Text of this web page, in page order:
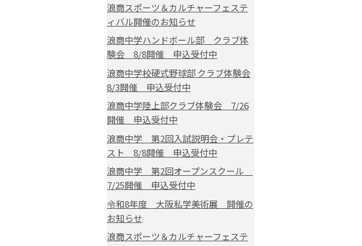
浪商スポーツ＆カルチャーフェステ
ィバル開催のお知らせ
浪商中学ハンドボール部 クラブ体
験会 8/8開催 申込受付中
浪商中学校硬式野球部 クラブ体験会
8/3開催 申込受付中
浪商中学陸上部クラブ体験会 7/26
開催 申込受付中
浪商中学 第2回入試説明会・プレテ
スト 8/8開催 申込受付中
浪商中学 第2回オープンスクール
7/25開催 申込受付中
令和8年度 大阪私学美術展 開催の
お知らせ
浪商スポーツ＆カルチャーフェステ